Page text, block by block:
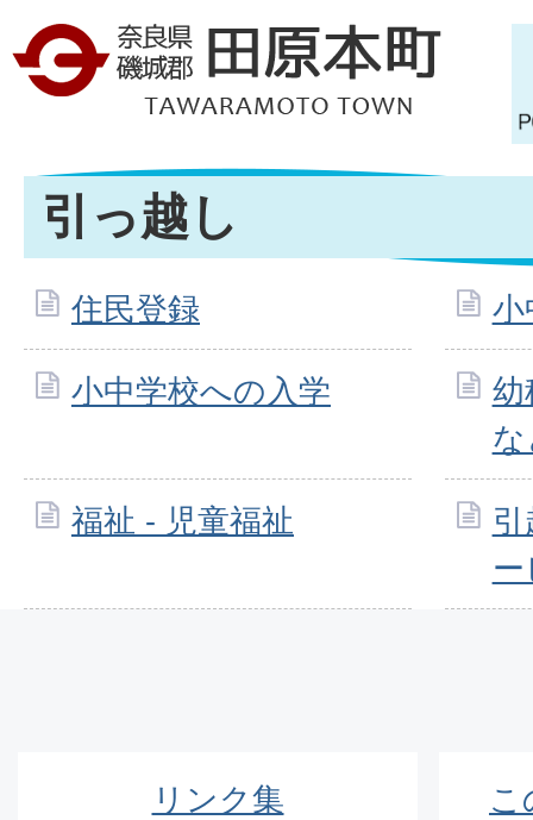
引っ越し
住民登録 小
小中学校への入学
幼
福祉 - 児童福祉
リンク集 こ